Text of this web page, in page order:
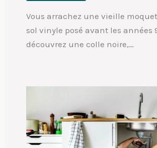
Vous arrachez une vieille
sol vinyle posé avant les années
découvrez une colle noire,…